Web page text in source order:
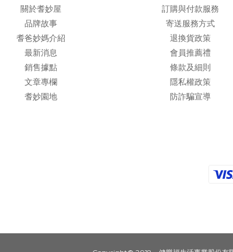
關於耆妙屋
品牌故事
耆爸妙媽介紹
最新消息
銷售據點
文章專欄
耆妙園地
訂購與付款服務
寄送服務方式
退換貨政策
會員推薦禮
條款及細則
隱私權政策
防詐騙宣導